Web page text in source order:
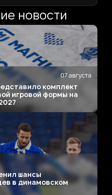
новости
07 августа
комплект
игровой формы на
шансы
в динамовском